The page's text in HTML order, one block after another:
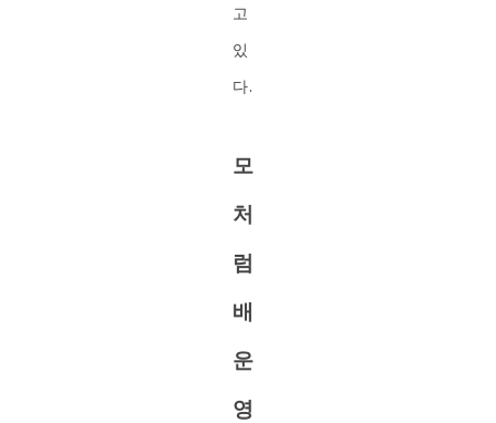
고
있
다.
모
처
럼
배
운
영